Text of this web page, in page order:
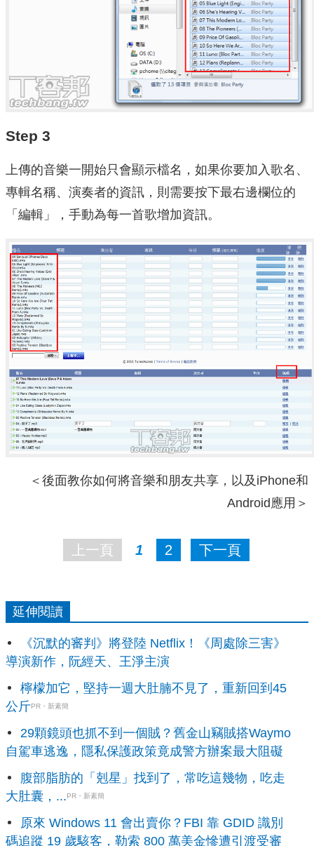
Step 3
上傳的音樂一開始只會顯示檔名，如果你要加入歌名、
專輯名稱、演奏者的資訊，則需要按下最右邊欄位的
「編輯」，手動為每一首歌增加資訊。
＜後面教你如何將音樂和朋友共享，以及iPhone和
Android應用＞
上一頁 1 2 下一頁
延伸閱讀
《沉默的審判》將登陸 Netflix！《周處除三害》
導演新作，阮經天、王淨主演
檸檬加它，堅持一週大肚腩不見了，重新回到45
公斤PR・新素簡
29顆鏡頭也抓不到一個賊？舊金山竊賊搭Waymo
自駕車逃逸，隱私保護政策竟成警方辦案最大阻礙
腹部脂肪的「剋星」找到了，常吃這幾物，吃走
大肚囊，...PR・新素簡
原來 Windows 11 會出賣你？FBI 靠 GDID 識別
碼追蹤 19 歲駭客，勒索 800 萬美金慘遭引渡受審